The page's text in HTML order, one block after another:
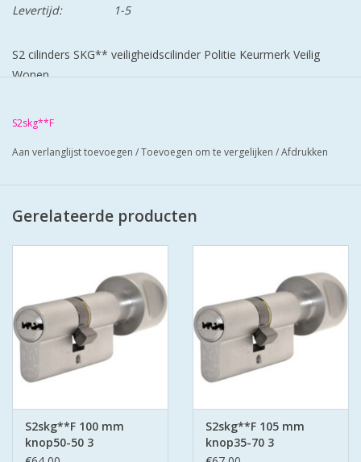
Levertijd:
1-5
S2 cilinders SKG** veiligheidscilinder Politie Keurmerk Veilig
Wonen.
Cilinders hebben boor belemmering-anti lockpikken-anti
u voor super veilige deuren.
S2skg**F
Aan verlanglijst toevoegen /Toevoegen om te vergelijken /Afdrukken
Gerelateerde producten
S2skg**F 100 mm
knop50-50 3
keersleutels
S2skg**F 105 mm
knop35-70 3
keersleutels